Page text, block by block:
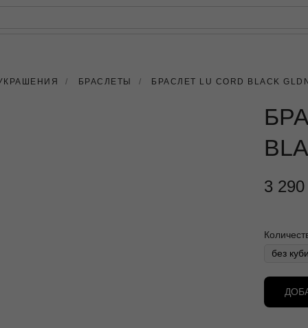
/ БРАСЛЕТЫ / БРАСЛЕТ LU CORD BLACK
3 290